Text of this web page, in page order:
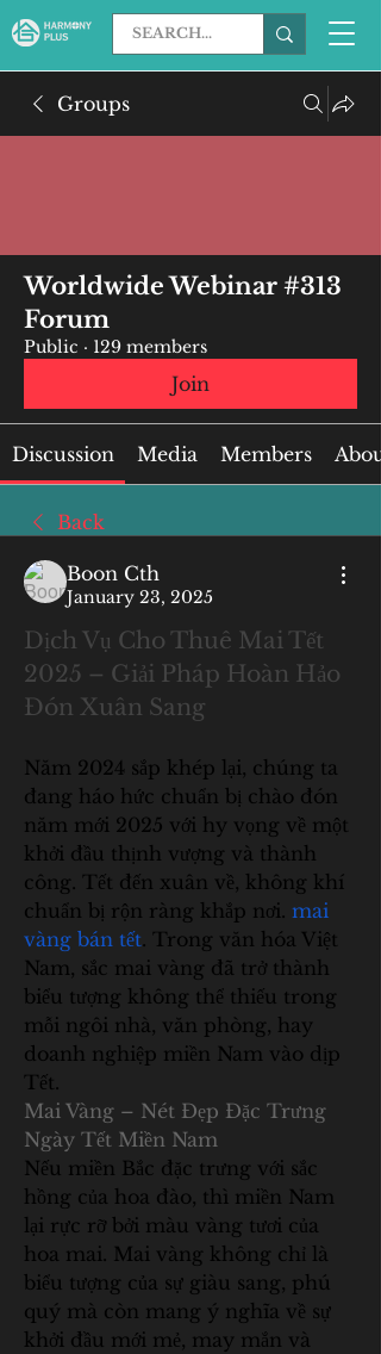
Groups
Worldwide Webinar #313
Forum
Public · 129 members
Join
Discussion Media Members About
Back
Boon Cth
January 23, 2025
Dịch Vụ Cho Thuê Mai Tết
2025 – Giải Pháp Hoàn Hảo
Đón Xuân Sang
Năm 2024 sắp khép lại, chúng ta
đang háo hức chuẩn bị chào đón
năm mới 2025 với hy vọng về một
khởi đầu thịnh vượng và thành
công. Tết đến xuân về, không khí
chuẩn bị rộn ràng khắp nơi. mai
vàng bán tết. Trong văn hóa Việt
Nam, sắc mai vàng đã trở thành
biểu tượng không thể thiếu trong
mỗi ngôi nhà, văn phòng, hay
doanh nghiệp miền Nam vào dịp
Tết.
Mai Vàng – Nét Đẹp Đặc Trưng
Ngày Tết Miền Nam
Nếu miền Bắc đặc trưng với sắc
hồng của hoa đào, thì miền Nam
lại rực rỡ bởi màu vàng tươi của
hoa mai. Mai vàng không chỉ là
biểu tượng của sự giàu sang, phú
quý mà còn mang ý nghĩa về sự
khởi đầu mới mẻ, may mắn và